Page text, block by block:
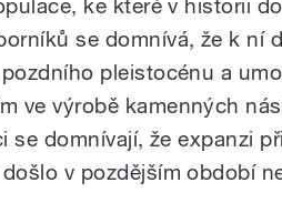
ke které v historii
se domnívá, že k ní
pleistocénu a
ve výrobě kamenných
se domnívají, že expanzi
v pozdějším období